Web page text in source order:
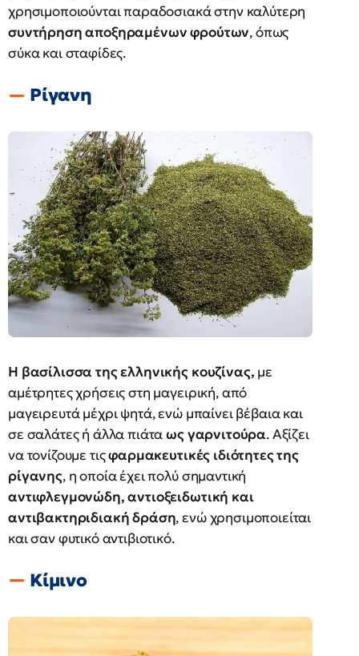
χρησιμοποιούνται παραδοσιακά στην καλύτερη
συντήρηση αποξηραμένων φρούτων, όπως
σύκα και σταφίδες.
Ρίγανη
Η βασίλισσα της ελληνικής κουζίνας, με
αμέτρητες χρήσεις στη μαγειρική, από
μαγειρευτά μέχρι ψητά, ενώ μπαίνει βέβαια και
σε σαλάτες ή άλλα πιάταως γαρνιτούρα. Αξίζει
να τονίζουμε τιςφαρμακευτικές ιδιότητες της
ρίγανης, η οποία έχει πολύ σημαντική
αντιφλεγμονώδη, αντιοξειδωτική και
αντιβακτηριδιακή δράση, ενώ χρησιμοποιείται
και σαν φυτικό αντιβιοτικό.
Κίμινο